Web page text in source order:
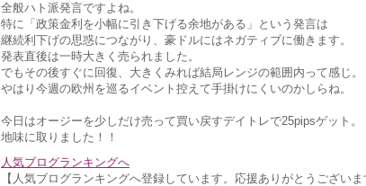
全般ハト派発言ですよね。
特に「政策金利を小幅に引き下げる余地がある」という発言は
継続利下げの思惑につながり、豪ドルにはネガティブに働きます。
発表直後は一時大きく売られました。
でもその後すぐに回復、大きくみれば結局レンジの範囲内って感じ。
やはり今週の欧州を巡るイベント控えて手掛けにくいのかしらね。
今日はオージーを少しだけ売って買い戻すデイトレで25pipsゲット。
地味に取りました！！
人気ブログランキングへ
【人気ブログランキングへ登録しています。応援ありがとうございま